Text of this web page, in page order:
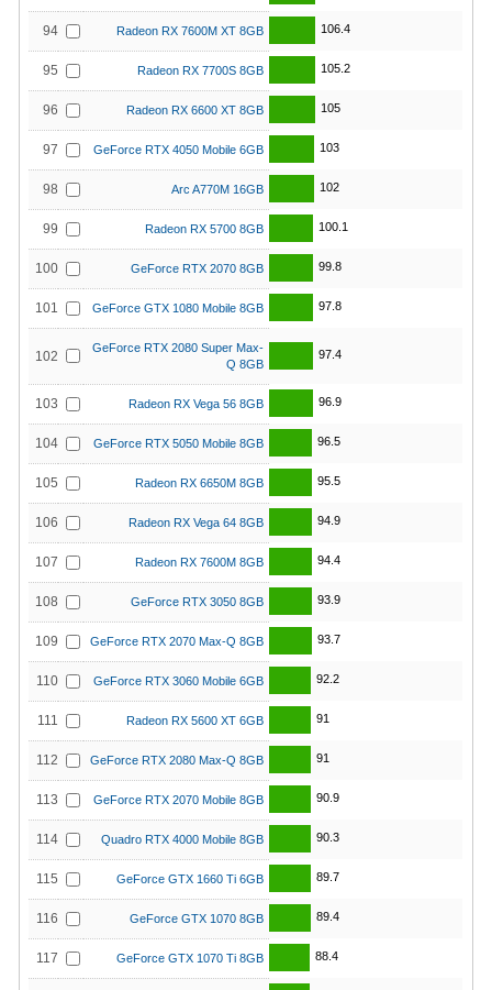
94 Radeon RX 7600M XT 8GB 106.4
95 Radeon RX 7700S 8GB 105.2
96 Radeon RX 6600 XT 8GB 105
97 GeForce RTX 4050 Mobile 6GB 103
98 Arc A770M 16GB 102
99 Radeon RX 5700 8GB 100.1
100 GeForce RTX 2070 8GB 99.8
101 GeForce GTX 1080 Mobile 8GB 97.8
102
GeForce RTX 2080 Super Max-
Q 8GB
97.4
103 Radeon RX Vega 56 8GB 96.9
104 GeForce RTX 5050 Mobile 8GB 96.5
105 Radeon RX 6650M 8GB 95.5
106 Radeon RX Vega 64 8GB 94.9
107 Radeon RX 7600M 8GB 94.4
108 GeForce RTX 3050 8GB 93.9
109 GeForce RTX 2070 Max-Q 8GB 93.7
110 GeForce RTX 3060 Mobile 6GB 92.2
111 Radeon RX 5600 XT 6GB 91
112 GeForce RTX 2080 Max-Q 8GB 91
113 GeForce RTX 2070 Mobile 8GB 90.9
114 Quadro RTX 4000 Mobile 8GB 90.3
115 GeForce GTX 1660 Ti 6GB 89.7
116 GeForce GTX 1070 8GB 89.4
117 GeForce GTX 1070 Ti 8GB 88.4